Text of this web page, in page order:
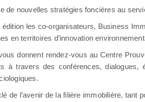
de nouvelles stratégies foncières au
édition les co-organisateurs, Business
en territoires d’innovation
donnent rendez-vous au Centre
à travers des conférences, dialogues,
de l’avenir de la filière immobilière,